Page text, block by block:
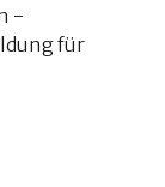
-
für